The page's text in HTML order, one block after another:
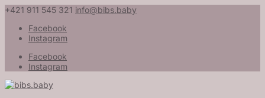
+421 911 545 321 info@bibs.baby
Facebook
Instagram
Facebook
Instagram